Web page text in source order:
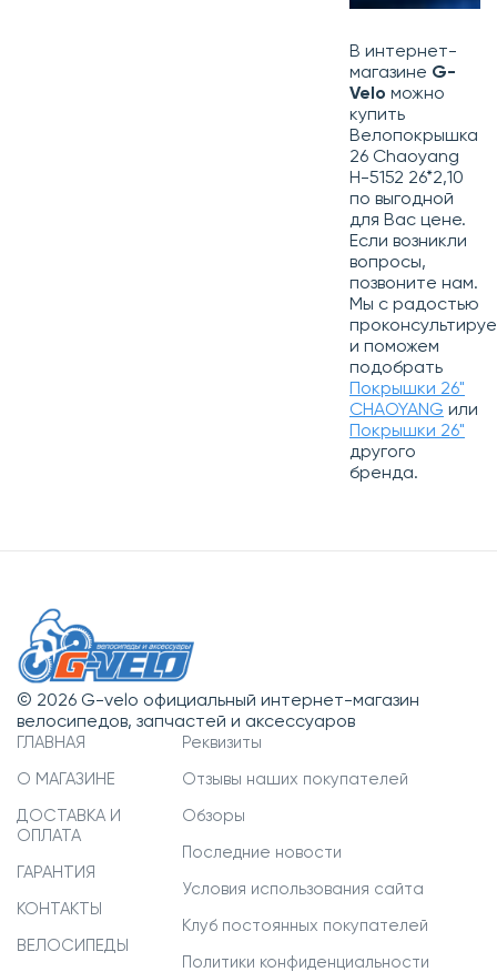
В интернет-
магазине G-
Velo можно
купить
Велопокрышка
26 Chaoyang
H-5152 26*2,10
по выгодной
для Вас цене.
Если возникли
вопросы,
позвоните нам.
Мы с радостью
и поможем
подобрать
Покрышки 26"
CHAOYANG или
Покрышки 26"
другого
бренда.
© 2026 G-velo официальный интернет-магазин
велосипедов, запчастей и аксессуаров
ГЛАВНАЯ
О МАГАЗИНЕ
ДОСТАВКА И
ОПЛАТА
ГАРАНТИЯ
КОНТАКТЫ
ВЕЛОСИПЕДЫ
Реквизиты
Отзывы наших покупателей
Обзоры
Последние новости
Условия использования сайта
Клуб постоянных покупателей
Политики конфиденциальности